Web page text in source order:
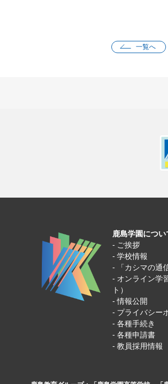
一覧へ
鹿島学園につい
ご挨拶
学校情報
「カシマの通
オンライン学
ト）
情報公開
プライバシー
各種手続き
各種申請書
教員採用情報